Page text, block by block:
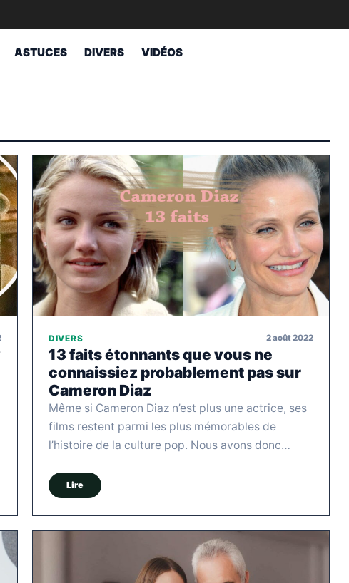
ASTUCES DIVERS VIDÉOS
DIVERS 2 août 2022
13 faits étonnants que vous ne
connaissiez probablement pas sur
Cameron Diaz
Même si Cameron Diaz n’est plus une actrice, ses
films restent parmi les plus mémorables de
l’histoire de la culture pop. Nous avons donc…
Lire